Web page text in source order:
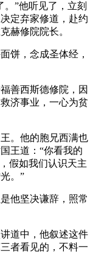
”他听见了，立刻
定弃家修道，赴约
赫修院院长。
饼，念成圣体经，
善西斯德修院，因
济事业，一心为贫
。他的胞兄西满也
王道：“你看我的
假如我们认识天主
。”
他坚决谦辞，照常
道中，他叙述这件
者看见的，不料一